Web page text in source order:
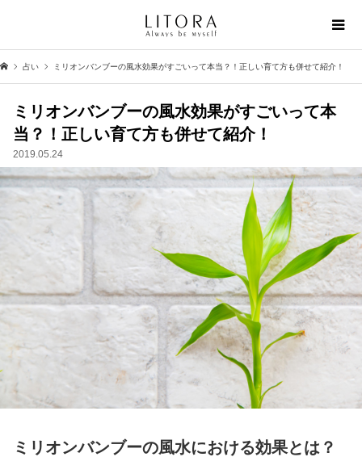
占い ミリオンバンブーの風水効果がすごいって本当？！正しい育て方も併せて紹介！
ミリオンバンブーの風水効果がすごいって本
当？！正しい育て方も併せて紹介！
2019.05.24
ミリオンバンブーの風水における効果とは？